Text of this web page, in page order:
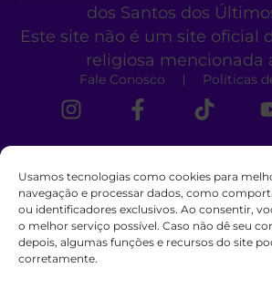
Usamos tecnologias como cookies para
navegação e processar dados, como
ou identificadores exclusivos. Ao consentir,
o melhor serviço possível. Caso não dê seu
depois, algumas funções e recursos do site
corretamente.
dos Santos dos
Este site não é um site oficial
religiosa mencionada
Fale Conosco Políticas